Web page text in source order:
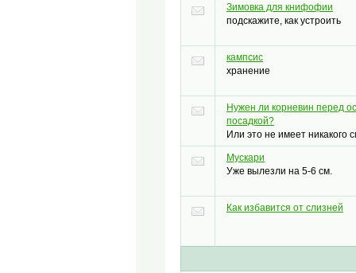
Зимовка для книфофии
подскажите, как устроить
кампсис
хранение
Нужен ли корневин перед
посадкой?
Или это не имеет никакого
Мускари
Уже вылезли на 5-6 см.
Как избавится от слизней